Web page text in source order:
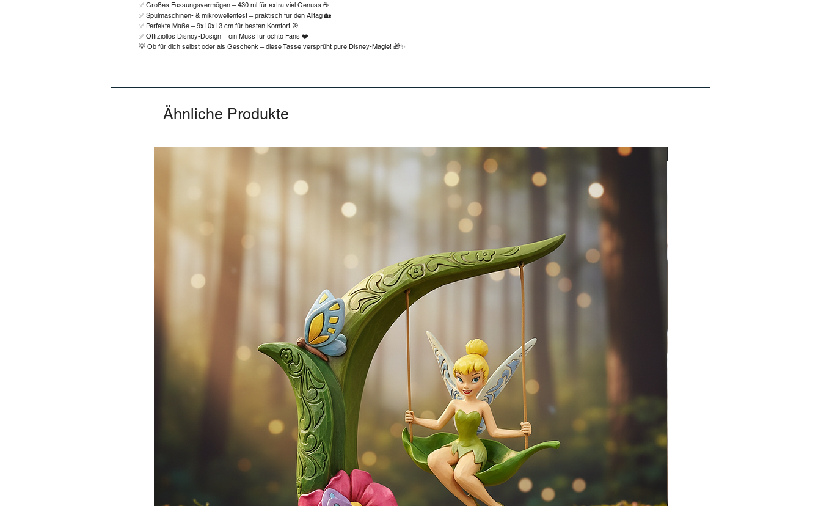
✅ Großes Fassungsvermögen – 430 ml für extra viel Genuss ☕
✅ Spülmaschinen- & mikrowellenfest – praktisch für den Alltag 🏡
✅ Perfekte Maße – 9x10x13 cm für besten Komfort 🎯
✅ Offizielles Disney-Design – ein Muss für echte Fans ❤️
💡 Ob für dich selbst oder als Geschenk – diese Tasse versprüht pure Disney-Magie! 🎁✨
💡 Tipp: Kostenloser Versand ab 50€ in beide Länder!
Ähnliche Produkte